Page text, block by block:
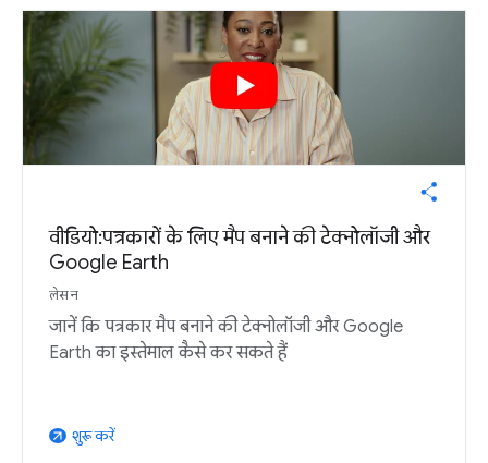
वीडियो: पत्रकारों के लिए मैप बनाने की टेक्नोलॉजी और
Google Earth
लेसन
जानें कि पत्रकार मैप बनाने की टेक्नोलॉजी और Google
Earth का इस्तेमाल कैसे कर सकते हैं
arrow_outward शुरू करें